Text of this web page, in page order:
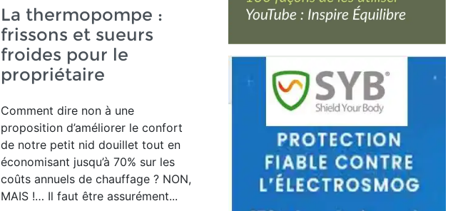
La thermopompe :
frissons et sueurs
froides pour le
propriétaire
Comment dire non à une
proposition d’améliorer le confort
de notre petit nid douillet tout en
économisant jusqu’à 70% sur les
coûts annuels de chauffage ? NON,
MAIS !… Il faut être assurément...